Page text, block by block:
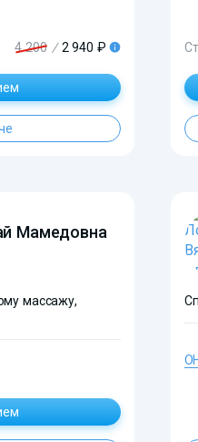
4 200 / 2 940 ₽
Мамедовна
массажу,